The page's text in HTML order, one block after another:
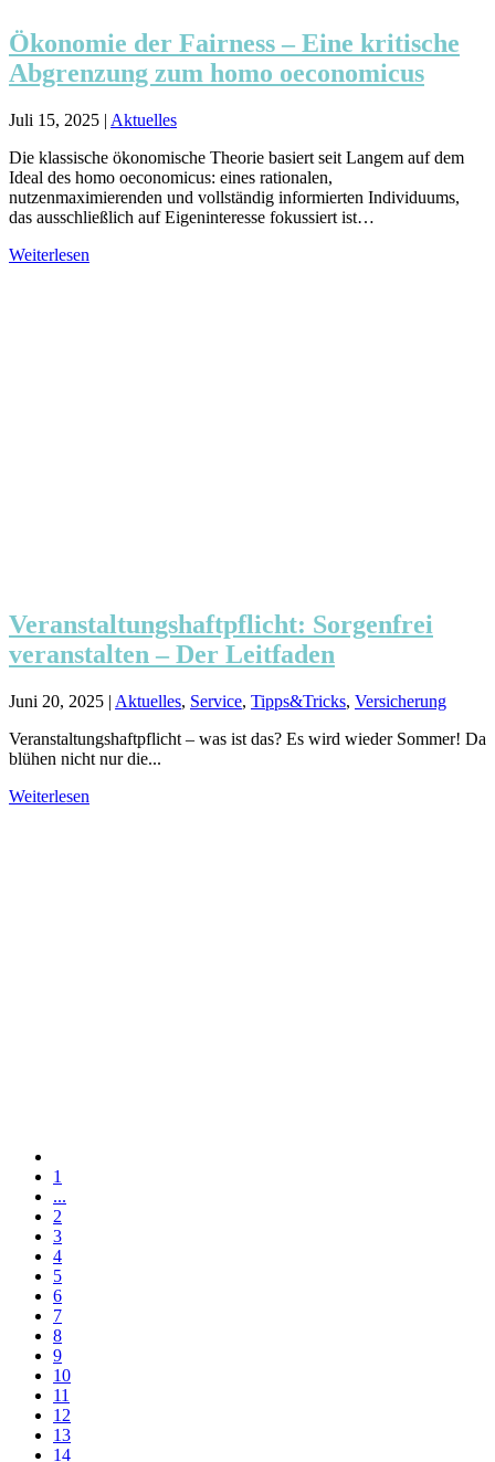
Ökonomie der Fairness – Eine kritische
Abgrenzung zum homo oeconomicus
Juli 15, 2025 | Aktuelles
Die klassische ökonomische Theorie basiert seit Langem auf dem
Ideal des homo oeconomicus: eines rationalen,
nutzenmaximierenden und vollständig informierten Individuums,
das ausschließlich auf Eigeninteresse fokussiert ist…
Weiterlesen
Veranstaltungshaftpflicht: Sorgenfrei
veranstalten – Der Leitfaden
Juni 20, 2025 | Aktuelles, Service, Tipps&Tricks, Versicherung
Veranstaltungshaftpflicht – was ist das? Es wird wieder Sommer! Da
blühen nicht nur die...
Weiterlesen
1
...
2
3
4
5
6
7
8
9
10
11
12
13
14